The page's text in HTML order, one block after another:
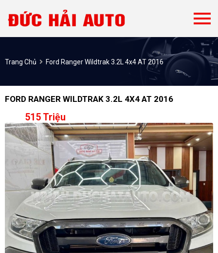
Trang Chủ Ford Ranger Wildtrak 3.2L 4x4 AT 2016
FORD RANGER WILDTRAK 3.2L 4X4 AT 2016
515 Triệu